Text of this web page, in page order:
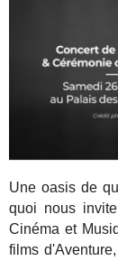
Une oasis de
quoi nous
Cinéma et
films